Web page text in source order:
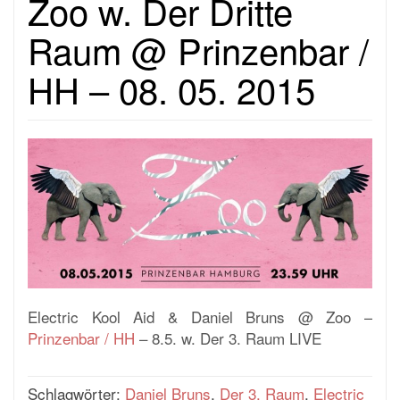
Zoo w. Der Dritte
Raum @ Prinzenbar /
HH – 08. 05. 2015
Electric Kool Aid & Daniel Bruns @ Zoo –
Prinzenbar / HH – 8.5. w. Der 3. Raum LIVE
Schlagwörter: Daniel Bruns, Der 3. Raum, Electric